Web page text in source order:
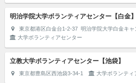
明治学院大学ボランティアセンター【白金】
東京都港区白金台1-2-37 明治学院大学白金キャ
大学ボランティアセンター
立教大学ボランティアセンター【池袋】
東京都豊島区西池袋3-34-1 大学ボランティ